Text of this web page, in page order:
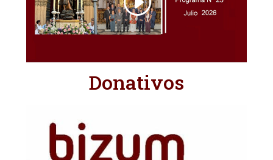
Donativos